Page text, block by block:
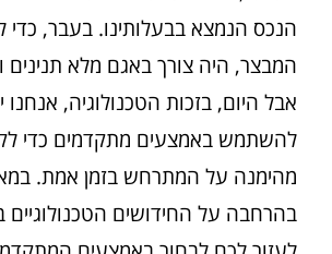
הנכס הנמצא בבעלותינו. בעבר, כדי
המבצר, היה צורך באגם מלא תנינים
אבל היום, בזכות הטכנולוגיה, אנחנו
להשתמש באמצעים מתקדמים כדי
מהימנה על המתרחש בזמן אמת.
בהרחבה על החידושים הטכנולוגיים